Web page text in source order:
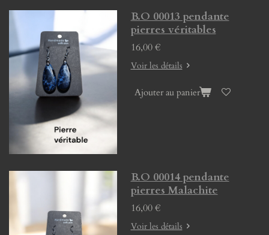
B.O 00013 pendante
pierres véritables
16,00 €
Voir les détails
Ajouter au panier
B.O 00014 pendante
pierres Malachite
16,00 €
Voir les détails